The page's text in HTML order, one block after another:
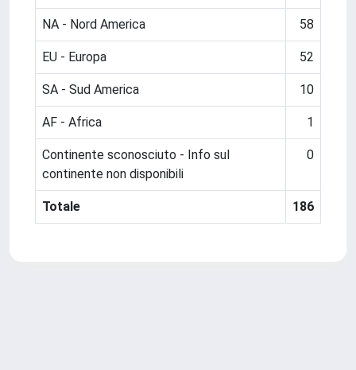
NA - Nord America 58
EU - Europa 52
SA - Sud America 10
AF - Africa 1
Continente sconosciuto - Info sul
continente non disponibili
0
Totale 186